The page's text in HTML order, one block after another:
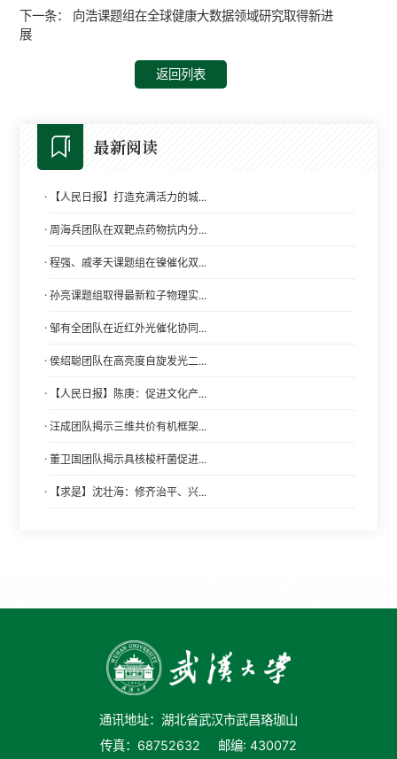
下一条： 向浩课题组在全球健康大数据领域研究取得新进
展
返回列表
最新阅读
· 【人民日报】打造充满活力的城...
· 周海兵团队在双靶点药物抗内分...
· 程强、戚孝天课题组在镍催化双...
· 孙亮课题组取得最新粒子物理实...
· 邹有全团队在近红外光催化协同...
· 侯绍聪团队在高亮度自旋发光二...
· 【人民日报】陈庚：促进文化产...
· 汪成团队揭示三维共价有机框架...
· 董卫国团队揭示具核梭杆菌促进...
· 【求是】沈壮海：修齐治平、兴...
通讯地址：湖北省武汉市武昌珞珈山
传真：68752632
邮编: 430072